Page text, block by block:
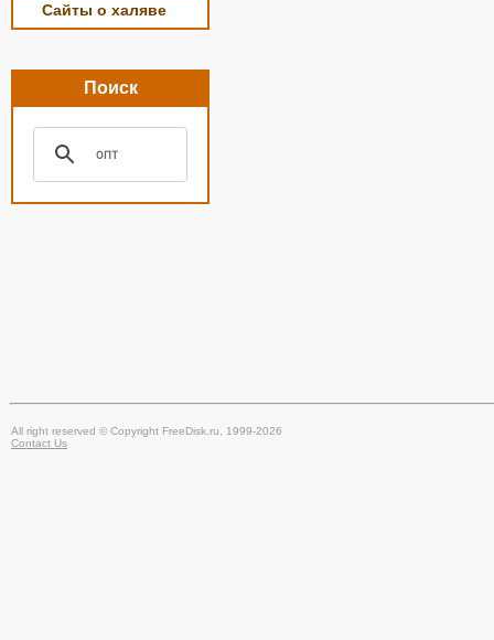
Сайты о халяве
Поиск
All right reserved © Copyright FreeDisk.ru, 1999-2026
Contact Us